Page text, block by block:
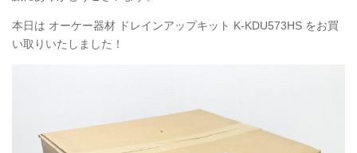
本日は オーケー器材 ドレインアップキット K-KDU573HS をお買
い取りいたしました！